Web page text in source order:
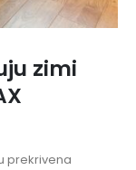
zimi
prekrivena